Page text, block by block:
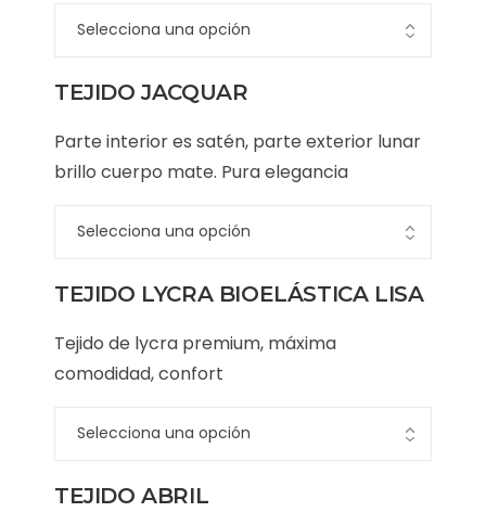
TEJIDO JACQUAR
Parte interior es satén, parte exterior lunar
brillo cuerpo mate. Pura elegancia
TEJIDO LYCRA BIOELÁSTICA LISA
Tejido de lycra premium, máxima
comodidad, confort
TEJIDO ABRIL